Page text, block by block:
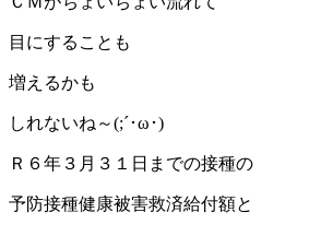
目にすることも
増えるかも
しれないね～(;´･ω･)
Ｒ６年３月３１日までの接種の
予防接種健康被害救済給付額と